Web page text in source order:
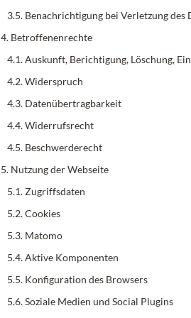
3.5. Benachrichtigung bei Verletzung des
4. Betroffenenrechte
4.1. Auskunft, Berichtigung, Löschung,
4.2. Widerspruch
4.3. Datenübertragbarkeit
4.4. Widerrufsrecht
4.5. Beschwerderecht
5. Nutzung der Webseite
5.1. Zugriffsdaten
5.2. Cookies
5.3. Matomo
5.4. Aktive Komponenten
5.5. Konfiguration des Browsers
5.6. Soziale Medien und Social Plugins